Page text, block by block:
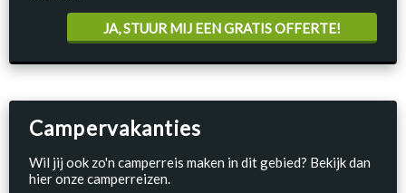
JA, STUUR MIJ EEN GRATIS OFFERTE!
Campervakanties
Wil jij ook zo'n camperreis maken in dit gebied? Bekijk dan
hier onze camperreizen.